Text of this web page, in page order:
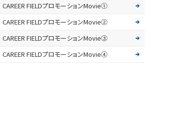
CAREER FIELDプロモーションMovie①
CAREER FIELDプロモーションMovie②
CAREER FIELDプロモーションMovie③
CAREER FIELDプロモーションMovie④